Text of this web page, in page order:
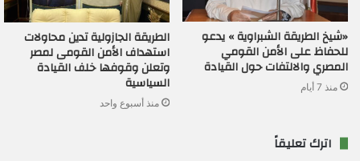
«شيخ الطريقة الشبراوية » يدعو
للحفاظ على الأمن القومي
المصري والالتفات حول القيادة
منذ 7 أيام
الطريقة الجازولية تدين محاولات
استهداف الأمن القومى لمصر
وتعلن وقوفها خلف القيادة
السياسية
منذ أسبوع واحد
اترك تعليقاً